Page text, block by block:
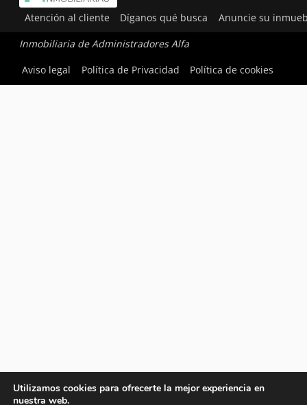
Atención al cliente Díganos qué busca Anuncie su
Inmobiliaria de Administradores Alfa
Aviso legal
Política de Privacidad Política de cookies
Utilizamos cookies para ofrecerte la mejor experiencia en
nuestra web.